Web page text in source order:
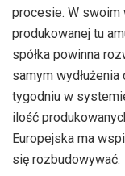
procesie. W swoim
produkowanej tu
spółka powinna
samym
tygodniu w
ilość
Europejska ma
się rozbudowywać.